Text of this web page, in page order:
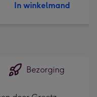
In winkelmand
Bezorging